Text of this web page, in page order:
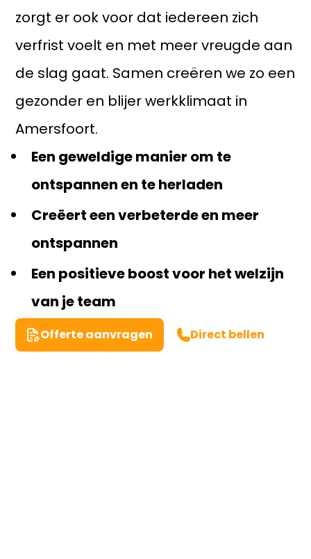
zorgt er ook voor dat iedereen zich
verfrist voelt en met meer vreugde aan
de slag gaat. Samen creëren we zo een
gezonder en blijer werkklimaat in
Amersfoort.
Een geweldige manier om te
ontspannen en te herladen
Creëert een verbeterde en meer
ontspannen
Een positieve boost voor het welzijn
van je team
Offerte aanvragen Direct bellen